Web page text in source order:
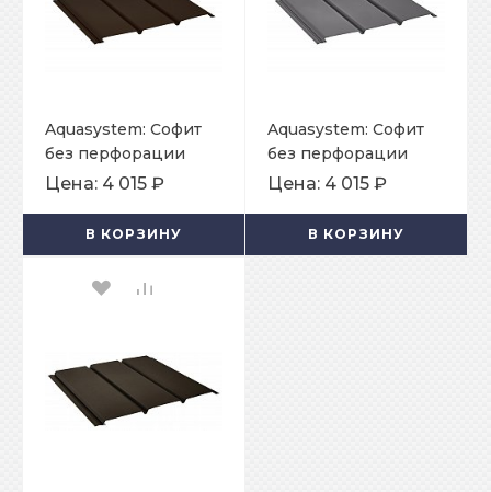
Aquasystem: Софит
без перфорации
Pural Matt 0,5 мм RR
Цена: 4 015 ₽
В КОРЗИНУ
Aquasystem: Софит
без перфорации
Pural Matt 0,5 мм RR
Цена: 4 015 ₽
В КОРЗИНУ